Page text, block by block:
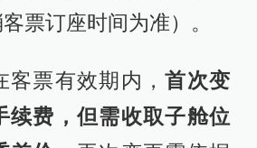
票订座时间为准）。
客票有效期内，首次变
续费，但需收取子舱位